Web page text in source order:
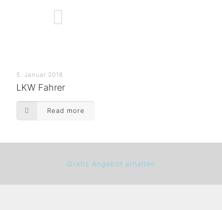
5. Januar 2018
LKW Fahrer
Read more
Gratis Angebot erhalten